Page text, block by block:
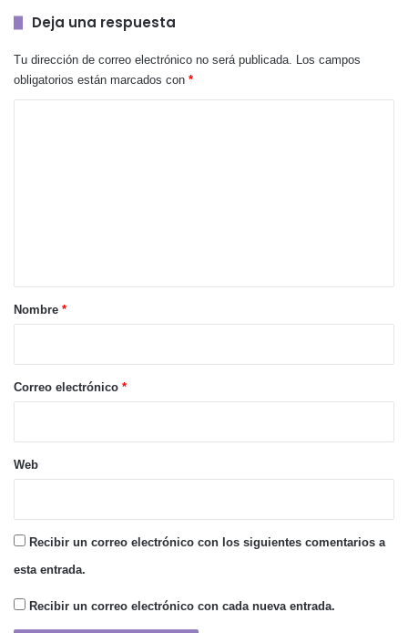
Deja una respuesta
Tu dirección de correo electrónico no será publicada. Los campos
obligatorios están marcados con *
r
*
Nombre *
Correo electrónico *
Web
Recibir un correo electrónico con los siguientes comentarios a
esta entrada.
Recibir un correo electrónico con cada nueva entrada.